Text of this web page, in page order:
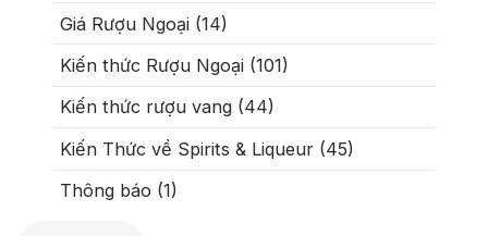
Giá Rượu Ngoại (14)
Kiến thức Rượu Ngoại (101)
Kiến thức rượu vang (44)
Kiến Thức về Spirits & Liqueur (45)
Thông báo (1)